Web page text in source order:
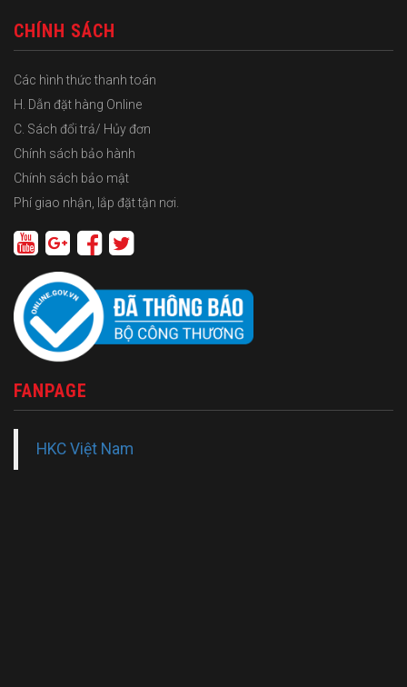
CHÍNH SÁCH
Các hình thức thanh toán
H. Dẫn đặt hàng Online
C. Sách đổi trả/ Hủy đơn
Chính sách bảo hành
Chính sách bảo mật
Phí giao nhận, lắp đặt tận nơi.
FANPAGE
HKC Việt Nam